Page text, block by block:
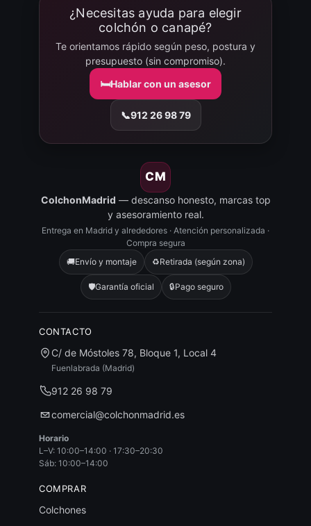
¿Necesitas ayuda para elegir
colchón o canapé?
Te orientamos rápido según peso, postura y
presupuesto (sin compromiso).
🛏️Hablar con un asesor
📞912 26 98 79
CM
ColchonMadrid — descanso honesto, marcas top
y asesoramiento real.
Entrega en Madrid y alrededores · Atención personalizada ·
Compra segura
🚚Envío y montaje ♻️Retirada (según zona)
🛡️Garantía oficial 🔒Pago seguro
CONTACTO
C/ de Móstoles 78, Bloque 1, Local 4
Fuenlabrada (Madrid)
912 26 98 79
comercial@colchonmadrid.es
Horario
L–V: 10:00–14:00 · 17:30–20:30
Sáb: 10:00–14:00
COMPRAR
Colchones